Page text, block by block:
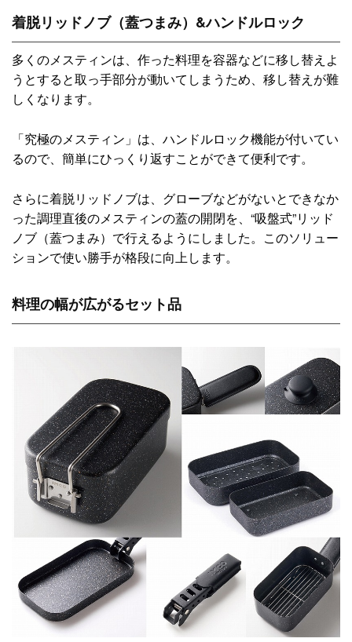
着脱リッドノブ（蓋つまみ）&ハンドルロック
多くのメスティンは、作った料理を容器などに移し替えよ
うとすると取っ手部分が動いてしまうため、移し替えが難
しくなります。
「究極のメスティン」は、ハンドルロック機能が付いてい
るので、簡単にひっくり返すことができて便利です。
さらに着脱リッドノブは、グローブなどがないとできなか
った調理直後のメスティンの蓋の開閉を、“吸盤式”リッド
ノブ（蓋つまみ）で行えるようにしました。このソリュー
ションで使い勝手が格段に向上します。
料理の幅が広がるセット品